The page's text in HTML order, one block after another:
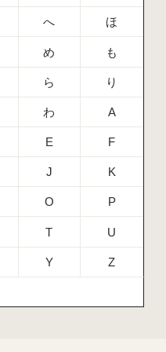
へ ほ
め も
ら り
わ A
E F
J K
O P
T U
Y Z